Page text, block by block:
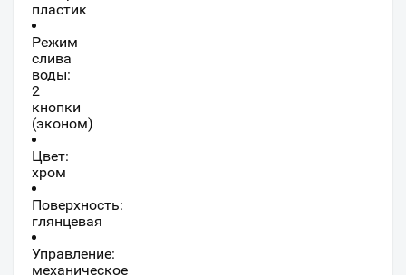
пластик
Режим
слива
воды:
2
кнопки
(эконом)
Цвет:
хром
Поверхность:
глянцевая
Управление:
механическое